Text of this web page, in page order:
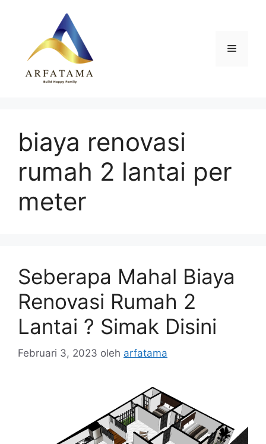
Menu
biaya renovasi
rumah 2 lantai per
meter
Seberapa Mahal Biaya
Renovasi Rumah 2
Lantai ? Simak Disini
Februari 3, 2023 oleh arfatama